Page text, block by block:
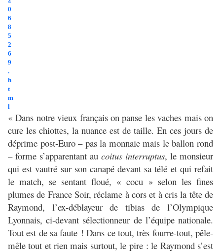
« Dans notre vieux français on panse les vaches mais on
cure les chiottes, la nuance est de taille. En ces jours de
déprime post-Euro – pas la monnaie mais le ballon rond
– forme s’apparentant au coitus interruptus, le monsieur
qui est vautré sur son canapé devant sa télé et qui refait
le match, se sentant floué, « cocu » selon les fines
plumes de France Soir, réclame à cors et à cris la tête de
Raymond, l’ex-déblayeur de tibias de l’Olympique
Lyonnais, ci-devant sélectionneur de l’équipe nationale.
Tout est de sa faute ! Dans ce tout, très fourre-tout, pêle-
mêle tout et rien mais surtout, le pire : le Raymond s’est